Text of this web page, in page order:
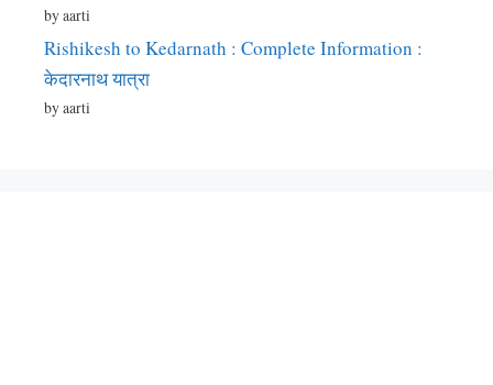
by aarti
Rishikesh to Kedarnath : Complete Information :
केदारनाथ यात्रा
by aarti